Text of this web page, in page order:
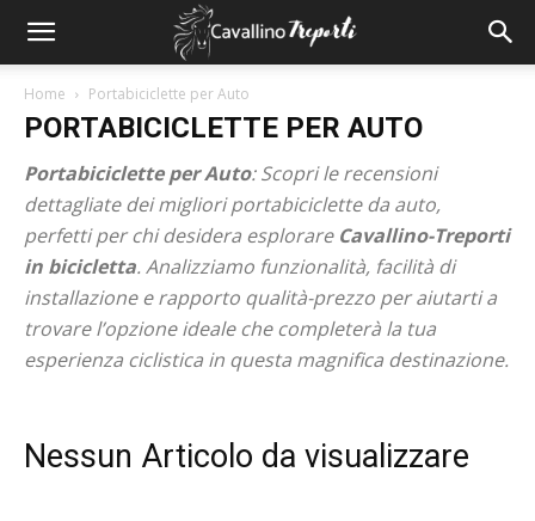
Home Portabiciclette per Auto
PORTABICICLETTE PER AUTO
Portabiciclette per Auto: Scopri le recensioni
dettagliate dei migliori portabiciclette da auto,
perfetti per chi desidera esplorare Cavallino-Treporti
in bicicletta. Analizziamo funzionalità, facilità di
installazione e rapporto qualità-prezzo per aiutarti a
trovare l’opzione ideale che completerà la tua
esperienza ciclistica in questa magnifica destinazione.
Nessun Articolo da visualizzare